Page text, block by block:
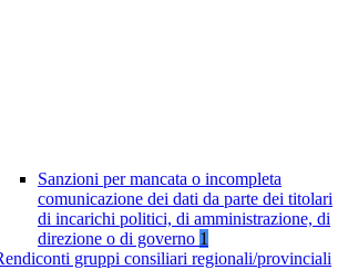
Sanzioni per mancata o incompleta
comunicazione dei dati da parte dei titolari
di incarichi politici, di amministrazione, di
direzione o di governo 1
gruppi consiliari regionali/provinciali